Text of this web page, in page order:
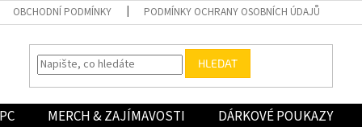
OBCHODNÍ PODMÍNKY PODMÍNKY OCHRANY OSOBNÍCH ÚDAJŮ
HLEDAT
PC MERCH & ZAJÍMAVOSTI DÁRKOVÉ POUKAZY